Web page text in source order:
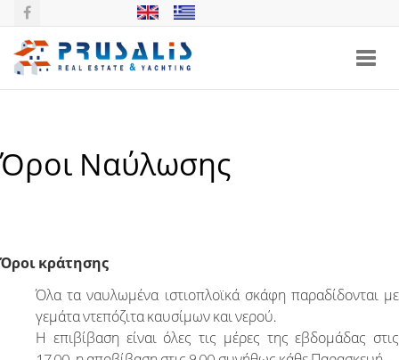
Όροι Ναύλωσης
Όροι κράτησης
Όλα τα ναυλωμένα ιστιοπλοϊκά σκάφη παραδίδονται με
γεμάτα ντεπόζιτα καυσίμων και νερού.
Η επιβίβαση είναι όλες τις μέρες της εβδομάδας στις